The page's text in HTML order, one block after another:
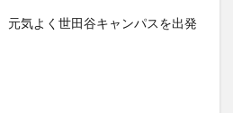
元気よく世田谷キャンパスを出発